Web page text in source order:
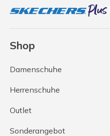
Shop
Damenschuhe
Herrenschuhe
Outlet
Sonderangebot